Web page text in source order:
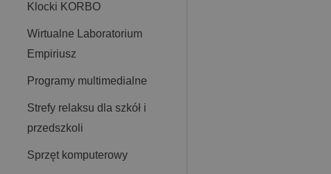
Klocki KORBO
Wirtualne Laboratorium
Empiriusz
Programy multimedialne
Strefy relaksu dla szkół i
przedszkoli
Sprzęt komputerowy